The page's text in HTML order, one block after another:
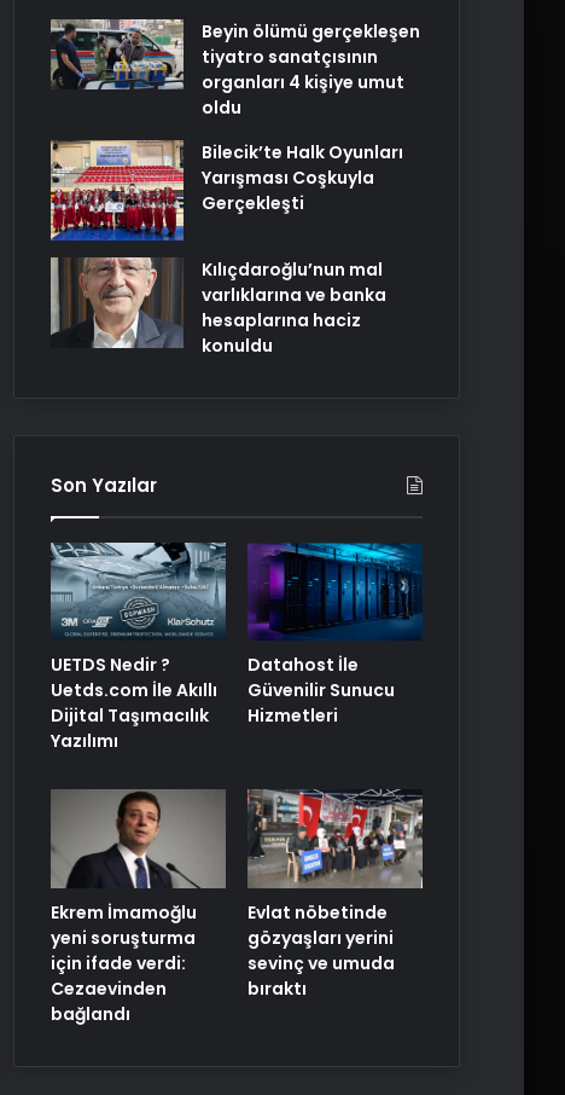
Beyin ölümü gerçekleşen
tiyatro sanatçısının
organları 4 kişiye umut
oldu
Bilecik’te Halk Oyunları
Yarışması Coşkuyla
Gerçekleşti
Kılıçdaroğlu’nun mal
varlıklarına ve banka
hesaplarına haciz
konuldu
Son Yazılar
UETDS Nedir ?
Uetds.com İle Akıllı
Dijital Taşımacılık
Yazılımı
Datahost İle
Güvenilir Sunucu
Hizmetleri
Ekrem İmamoğlu
yeni soruşturma
için ifade verdi:
Cezaevinden
bağlandı
Evlat nöbetinde
gözyaşları yerini
sevinç ve umuda
bıraktı